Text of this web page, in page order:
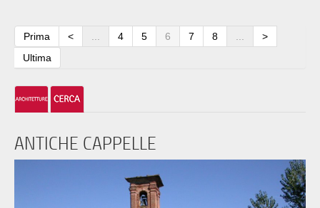
Prima < ... 4 5 6 7 8 ...
>
Ultima
ANTICHE CAPPELLE